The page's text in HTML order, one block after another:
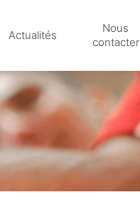
Actualités
Nous
contacter